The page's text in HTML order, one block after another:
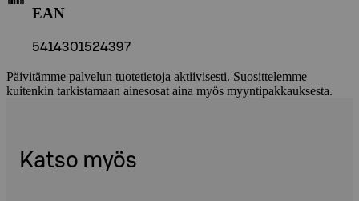
EAN
5414301524397
Päivitämme palvelun tuotetietoja aktiivisesti. Suosittelemme
kuitenkin tarkistamaan ainesosat aina myös myyntipakkauksesta.
Katso myös